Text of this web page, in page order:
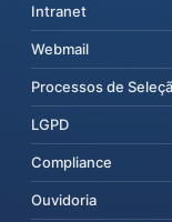
Intranet
Webmail
Processos de
LGPD
Compliance
Ouvidoria